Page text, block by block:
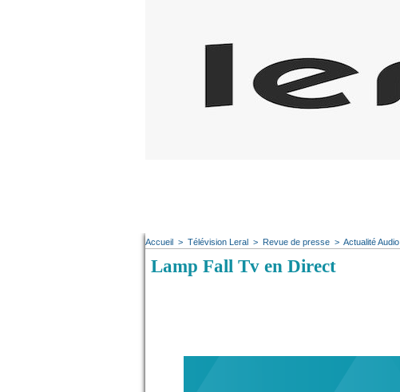
Accueil > Télévision Leral > Revue de presse > Actualité Audio
Lamp Fall Tv en Direct